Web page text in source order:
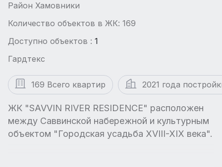
Район Хамовники
Количество объектов в ЖК: 169
Доступно объектов : 1
Гардтекс
169 Всего квартир 2021 года
ЖК "SAVVIN RIVER RESIDENCE" расположен
между Саввинской набережной и культурным
объектом "Городская усадьба XVIII-XIX века".